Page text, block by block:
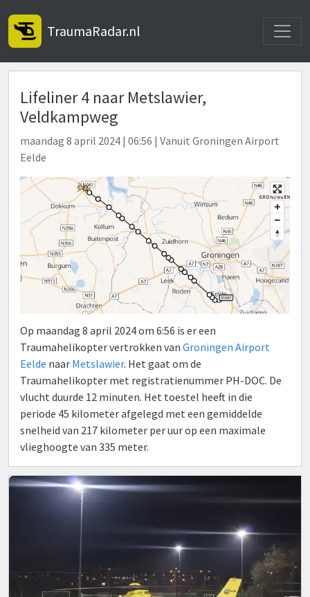
TraumaRadar.nl
Lifeliner 4 naar Metslawier,
Veldkampweg
maandag 8 april 2024 | 06:56 | Vanuit Groningen Airport
Eelde
Op maandag 8 april 2024 om 6:56 is er een
Traumahelikopter vertrokken van Groningen Airport
Eelde naar Metslawier. Het gaat om de
Traumahelikopter met registratienummer PH-DOC. De
vlucht duurde 12 minuten. Het toestel heeft in die
periode 45 kilometer afgelegd met een gemiddelde
snelheid van 217 kilometer per uur op een maximale
vlieghoogte van 335 meter.